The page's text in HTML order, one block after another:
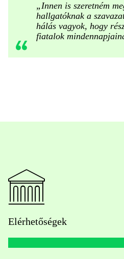
„Innen is szeretném
hallgatóknak a
hálás vagyok, hogy
fiatalok
Elérhetőségek